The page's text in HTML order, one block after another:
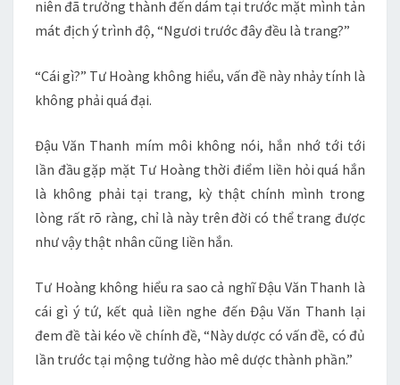
niên đã trưởng thành đến dám tại trước mặt mình tản
mát địch ý trình độ, “Ngươi trước đây đều là trang?”
“Cái gì?” Tư Hoàng không hiểu, vấn đề này nhảy tính là
không phải quá đại.
Đậu Văn Thanh mím môi không nói, hắn nhớ tới tới
lần đầu gặp mặt Tư Hoàng thời điểm liền hỏi quá hắn
là không phải tại trang, kỳ thật chính mình trong
lòng rất rõ ràng, chỉ là này trên đời có thể trang được
như vậy thật nhân cũng liền hắn.
Tư Hoàng không hiểu ra sao cả nghĩ Đậu Văn Thanh là
cái gì ý tứ, kết quả liền nghe đến Đậu Văn Thanh lại
đem đề tài kéo về chính đề, “Này dược có vấn đề, có đủ
lần trước tại mộng tưởng hào mê dược thành phần.”